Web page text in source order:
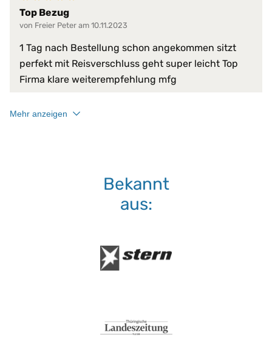
Serie:
Trockner: nur Niedrigtemperatur
Verschlussart: 3-Seiten-Reißverschluss
Top Bezug
von Freier Peter am 10.11.2023
1 Tag nach Bestellung schon angekommen sitzt
perfekt mit Reisverschluss geht super leicht Top
Firma klare weiterempfehlung mfg
Mehr anzeigen
Bekannt
aus: